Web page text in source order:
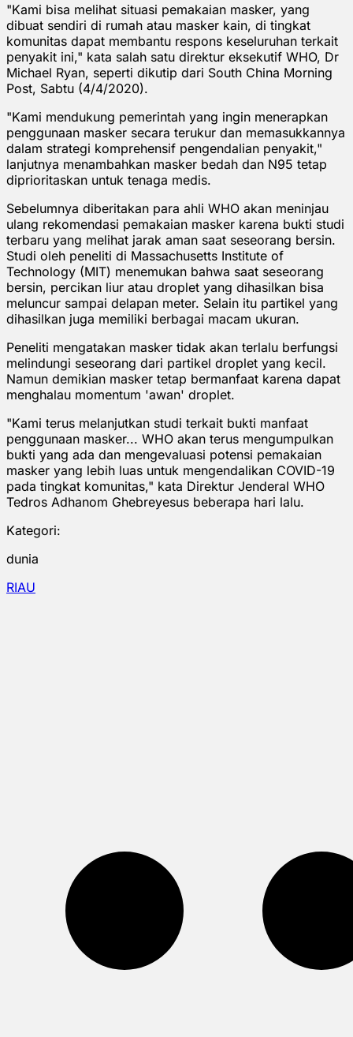
"Kami bisa melihat situasi pemakaian masker, yang
dibuat sendiri di rumah atau masker kain, di tingkat
komunitas dapat membantu respons keseluruhan terkait
penyakit ini," kata salah satu direktur eksekutif WHO, Dr
Michael Ryan, seperti dikutip dari South China Morning
Post, Sabtu (4/4/2020).
"Kami mendukung pemerintah yang ingin menerapkan
penggunaan masker secara terukur dan memasukkannya
dalam strategi komprehensif pengendalian penyakit,"
lanjutnya menambahkan masker bedah dan N95 tetap
diprioritaskan untuk tenaga medis.
Sebelumnya diberitakan para ahli WHO akan meninjau
ulang rekomendasi pemakaian masker karena bukti studi
terbaru yang melihat jarak aman saat seseorang bersin.
Studi oleh peneliti di Massachusetts Institute of
Technology (MIT) menemukan bahwa saat seseorang
bersin, percikan liur atau droplet yang dihasilkan bisa
meluncur sampai delapan meter. Selain itu partikel yang
dihasilkan juga memiliki berbagai macam ukuran.
Peneliti mengatakan masker tidak akan terlalu berfungsi
melindungi seseorang dari partikel droplet yang kecil.
Namun demikian masker tetap bermanfaat karena dapat
menghalau momentum 'awan' droplet.
"Kami terus melanjutkan studi terkait bukti manfaat
penggunaan masker... WHO akan terus mengumpulkan
bukti yang ada dan mengevaluasi potensi pemakaian
masker yang lebih luas untuk mengendalikan COVID-19
pada tingkat komunitas," kata Direktur Jenderal WHO
Tedros Adhanom Ghebreyesus beberapa hari lalu.
Kategori:
dunia
RIAU